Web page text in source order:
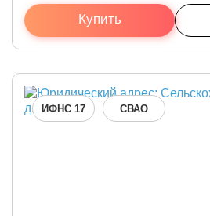
Купить
ИФНС 17 СВАО